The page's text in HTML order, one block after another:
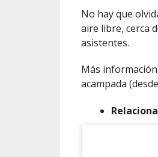
No hay que
aire libre, cerca
asistentes.
Más
acampada